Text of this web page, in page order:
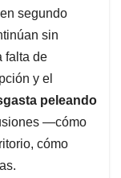
segundo
sin
falta de
y el
peleando
—cómo
cómo